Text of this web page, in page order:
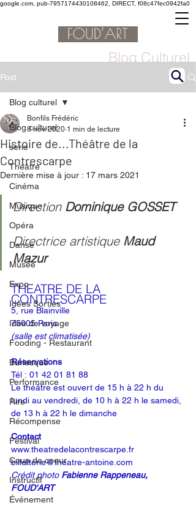
google.com, pub-7957174430108462, DIRECT, f08c47fec0942fa0
Blog Culturel
Post
Blog culturel
serie
Théâtre
Cinéma
Musique
Opéra
Danse
Musée
Expo
Idées Sorties
Idée de voyage
Fooding - Restaurant
Burlesque
Performance
Rire
Récompense
Festival
Coup de coeur
Instructif
Événement
Blog culturel
Histoire de...Théâtre de la
Contrescarpe
Bonfils Frédéric
8 nov. 2020 1 min de lecture
Dernière mise à jour : 17 mars 2021
Direction Dominique GOSSET
Directrice artistique Maud
Mazur
THEATRE DE LA
CONTRESCARPE
5, rue Blainville
75005 Paris
(salle est climatisée)
Réservations
Tél : 01 42 01 81 88
Le théâtre est ouvert de 15 h à 22 h du
lundi au vendredi, de 10 h à 22 h le samedi,
de 13 h à 22 h le dimanche
Contact
www.theatredelacontrescarpe.fr
billetterie@theatre-antoine.com
Crédit photo Fabienne Rappeneau,
FOUD'ART